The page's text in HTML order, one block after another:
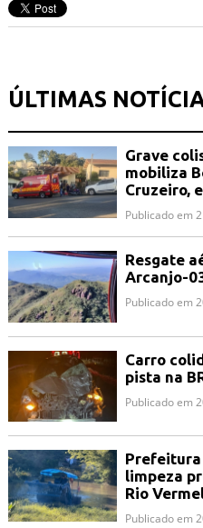
ÚLTIMAS
Grave
mobiliza
Cruzeiro,
Publicado em
Resgate
Arcanjo-
Publicado em
Carro
pista na
Publicado em
Prefeitura
limpeza
Rio
Publicado em